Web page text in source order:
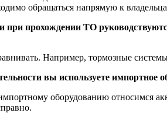
обращаться напрямую к
при прохождении ТО
Например, тормозные
вы используете импортное
оборудованию относимся